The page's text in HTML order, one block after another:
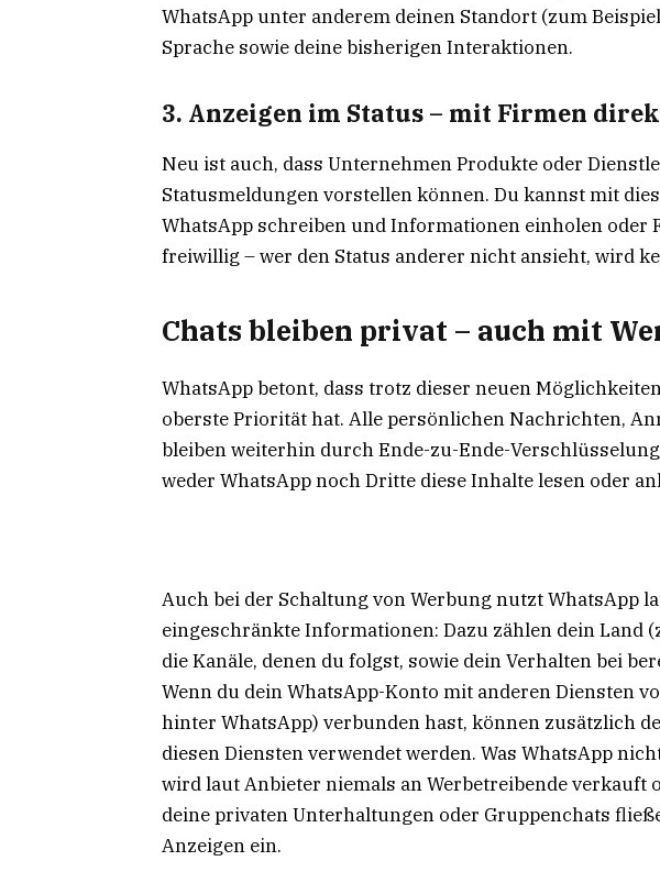
WhatsApp unter anderem deinen Standort (zum
Sprache sowie deine bisherigen Interaktionen.
3. Anzeigen im Status – mit Firmen
Neu ist auch, dass Unternehmen Produkte oder
Statusmeldungen vorstellen können. Du kannst mit
WhatsApp schreiben und Informationen einholen oder
freiwillig – wer den Status anderer nicht ansieht, wird
Chats bleiben privat – auch mit
WhatsApp betont, dass trotz dieser neuen
oberste Priorität hat. Alle persönlichen Nachrichten,
bleiben weiterhin durch Ende-zu-Ende-
weder WhatsApp noch Dritte diese Inhalte lesen oder
Auch bei der Schaltung von Werbung nutzt WhatsApp
eingeschränkte Informationen: Dazu zählen dein Land
die Kanäle, denen du folgst, sowie dein Verhalten bei
Wenn du dein WhatsApp-Konto mit anderen Diensten
hinter WhatsApp) verbunden hast, können zusätzlich
diesen Diensten verwendet werden. Was WhatsApp
wird laut Anbieter niemals an Werbetreibende verkauft
deine privaten Unterhaltungen oder Gruppenchats
Anzeigen ein.